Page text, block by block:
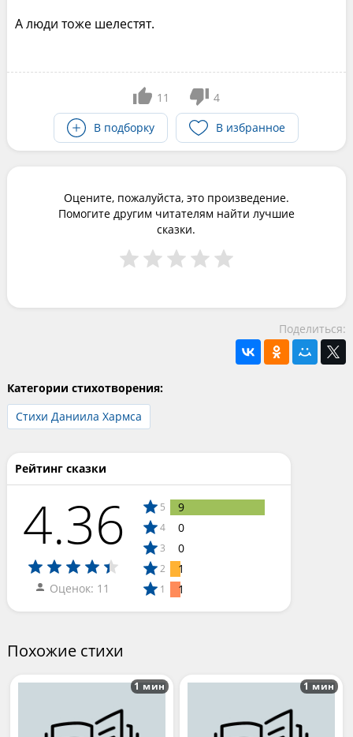
А люди тоже шелестят.
11
4
В подборку
В избранное
Оцените, пожалуйста, это произведение.
Помогите другим читателям найти лучшие
сказки.
Поделиться:
Категории стихотворения:
Стихи Даниила Хармса
Рейтинг сказки
4.36
Оценок: 11
5 9
4 0
3 0
2 1
1 1
Похожие стихи
1 мин 1 мин